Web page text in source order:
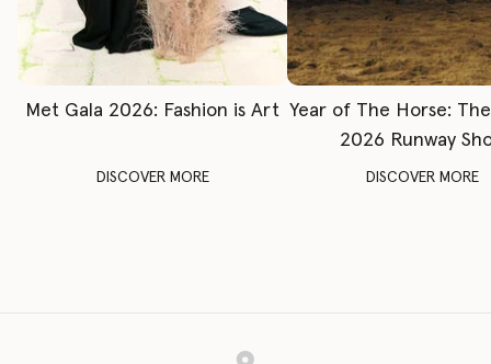
Met Gala 2026: Fashion is Art
DISCOVER MORE
Year of The Horse:
2026 Runway
DISCOVER MORE